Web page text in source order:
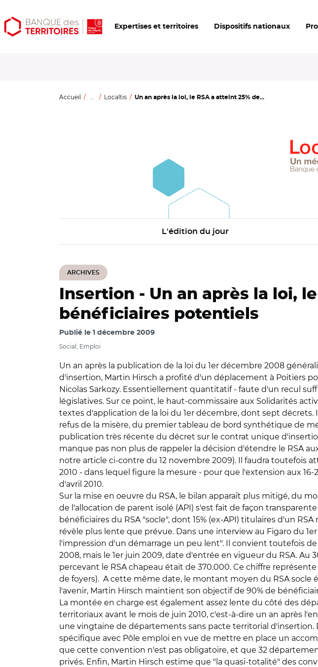
Aller
au
Aller
au
Ouvrir
les
Expertises et territoires Dispositifs nationaux
Accueil ... Localtis Un an après la loi, le RSA a atteint 25% de...
L'édition du jour
ARCHIVES
Insertion - Un an après la loi,
bénéficiaires potentiels
Publié le 1 décembre 2009
Social, Emploi
Un an après la publication de la loi du 1er décembre 2008
d'insertion, Martin Hirsch a profité d'un déplacement à Poitiers
Nicolas Sarkozy. Essentiellement quantitatif - faute d'un recul
législatives. Sur ce point, le haut-commissaire aux Solidarités
textes d'application de la loi du 1er décembre, dont sept
refus de la misère, du premier tableau de bord synthétique de
publication très récente du décret sur le contrat unique
manque pas non plus de rappeler la décision d'étendre le RSA
notre article ci-contre du 12 novembre 2009). Il faudra toutefois
2010 - dans lequel figure la mesure - pour que l'extension aux
d'avril 2010.
Sur la mise en oeuvre du RSA, le bilan apparaît plus mitigé, du
de l'allocation de parent isolé (API) s'est fait de façon
bénéficiaires du RSA "socle", dont 15% (ex-API) titulaires d'un
révèle plus lente que prévue. Dans une interview au Figaro du
l'impression d'un démarrage un peu lent". Il convient toutefois
2008, mais le 1er juin 2009, date d'entrée en vigueur du RSA.
percevant le RSA chapeau était de 370.000. Ce chiffre
de foyers). A cette même date, le montant moyen du RSA socle
l'avenir, Martin Hirsch maintient son objectif de 90% de
La montée en charge est également assez lente du côté des
territoriaux avant le mois de juin 2010, c'est-à-dire un an après
une vingtaine de départements sans pacte territorial
spécifique avec Pôle emploi en vue de mettre en place un
que cette convention n'est pas obligatoire, et que 32
privés. Enfin, Martin Hirsch estime que "la quasi-totalité" des